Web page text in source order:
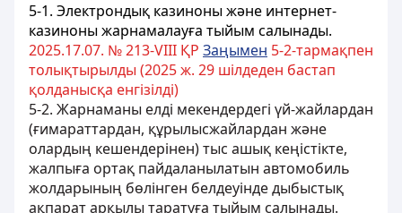
5-1. Электрондық казиноны және интернет-
казиноны жарнамалауға тыйым салынады.
2025.17.07. № 213-VIII ҚР Заңымен 5-2-тармақпен
толықтырылды (2025 ж. 29 шілдеден бастап
қолданысқа енгізілді)
5-2. Жарнаманы елді мекендердегі үй-жайлардан
(ғимараттардан, құрылысжайлардан және
олардың кешендерінен) тыс ашық кеңістікте,
жалпыға ортақ пайдаланылатын автомобиль
жолдарының бөлінген белдеуінде дыбыстық
ақпарат арқылы таратуға тыйым салынады.